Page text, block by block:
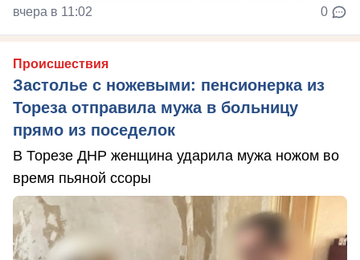
вчера в 11:02 0
Происшествия
Застолье с ножевыми: пенсионерка из
Тореза отправила мужа в больницу
прямо из поседелок
В Торезе ДНР женщина ударила мужа ножом во
время пьяной ссоры